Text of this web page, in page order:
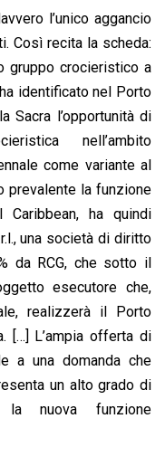
l’unico aggancio
Così recita la scheda:
gruppo crocieristico a
identificato nel Porto
Sacra l’opportunitàdi
nell’ambito
come variante al
prevalente la funzione
ha quindi
una società di diritto
da RCG, che sotto il
esecutore che,
realizzerà il Porto
[…] L’ampia offerta di
a una domanda che
un alto grado di
nuova funzione